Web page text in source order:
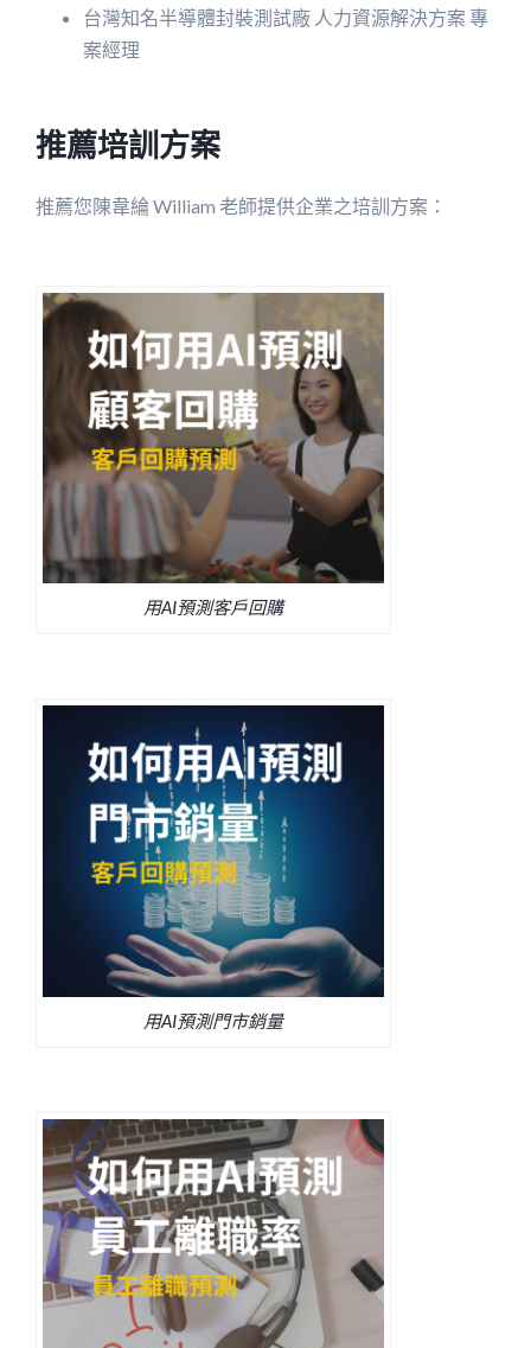
台灣知名半導體封裝測試廠 人力資源解決方案 專
案經理
推薦培訓方案
推薦您陳韋綸 William 老師提供企業之培訓方案：
用AI預測客戶回購
用AI預測門市銷量